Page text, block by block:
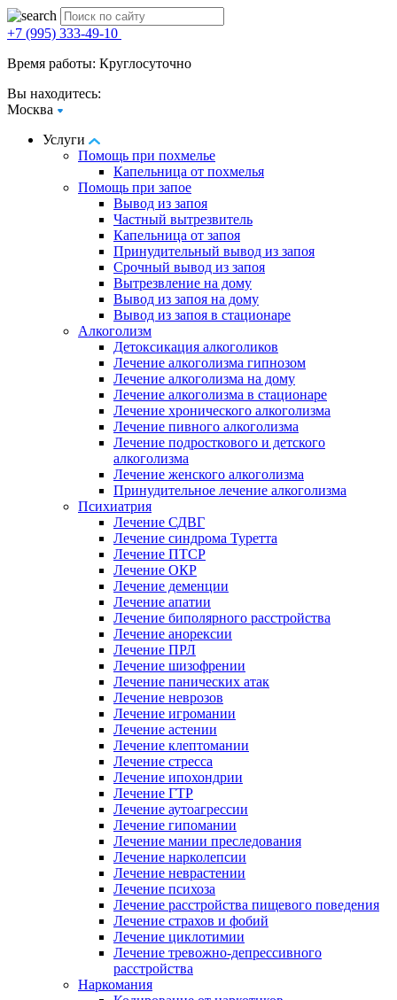
+7 (995) 333-49-10
Время работы: Круглосуточно
Вы находитесь:
Москва
Услуги
Помощь при похмелье
Капельница от похмелья
Помощь при запое
Вывод из запоя
Частный вытрезвитель
Капельница от запоя
Принудительный вывод из запоя
Срочный вывод из запоя
Вытрезвление на дому
Вывод из запоя на дому
Вывод из запоя в стационаре
Алкоголизм
Детоксикация алкоголиков
Лечение алкоголизма гипнозом
Лечение алкоголизма на дому
Лечение алкоголизма в стационаре
Лечение хронического алкоголизма
Лечение пивного алкоголизма
Лечение подросткового и детского
алкоголизма
Лечение женского алкоголизма
Принудительное лечение алкоголизма
Психиатрия
Лечение СДВГ
Лечение синдрома Туретта
Лечение ПТСР
Лечение ОКР
Лечение деменции
Лечение апатии
Лечение биполярного расстройства
Лечение анорексии
Лечение ПРЛ
Лечение шизофрении
Лечение панических атак
Лечение неврозов
Лечение игромании
Лечение астении
Лечение клептомании
Лечение стресса
Лечение ипохондрии
Лечение ГТР
Лечение аутоагрессии
Лечение гипомании
Лечение мании преследования
Лечение нарколепсии
Лечение неврастении
Лечение психоза
Лечение расстройства пищевого поведения
Лечение страхов и фобий
Лечение циклотимии
Лечение тревожно-депрессивного
расстройства
Наркомания